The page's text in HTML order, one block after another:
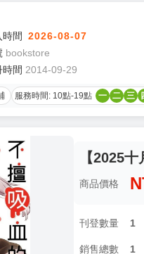
時間 2026-08-07
bookstore
間 2014-09-29
服務時間: 10點-19點 一 二 三
【2025
商品價格
刊登數量 1
銷售總數 1